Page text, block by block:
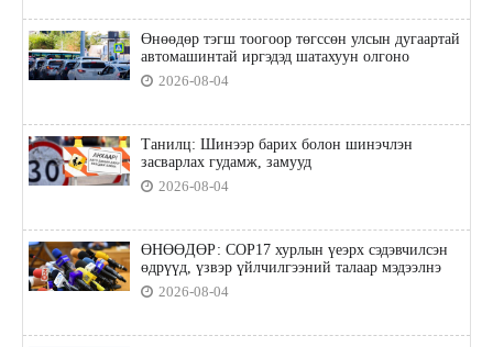
Өнөөдөр тэгш тоогоор төгссөн улсын дугаартай
автомашинтай иргэдэд шатахуун олгоно
2026-08-04
Танилц: Шинээр барих болон шинэчлэн
засварлах гудамж, замууд
2026-08-04
ӨНӨӨДӨР: COP17 хурлын үеэрх сэдэвчилсэн
өдрүүд, үзвэр үйлчилгээний талаар мэдээлнэ
2026-08-04